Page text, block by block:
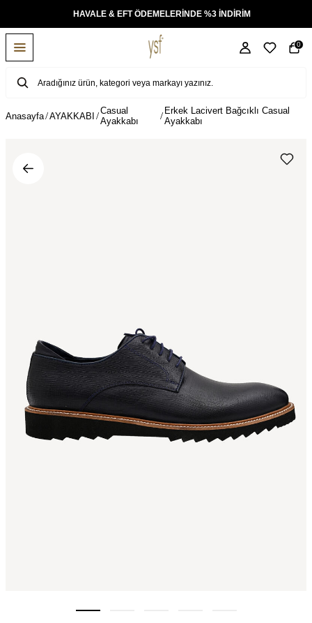
HAVALE & EFT ÖDEMELERİNDE %3 İNDİRİM
0
Anasayfa AYAKKABI Casual
Ayakkabı
Erkek Lacivert Bağcıklı Casual
Ayakkabı